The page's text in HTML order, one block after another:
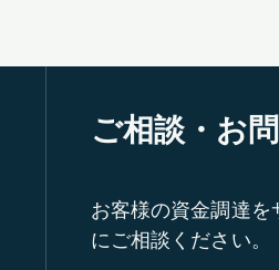
ご相談・お
お客様の資金調達
にご相談ください。